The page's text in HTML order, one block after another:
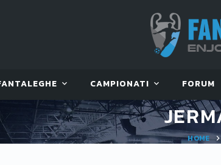
CAMPIONATI FORUM
HOME